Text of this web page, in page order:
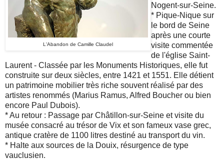
L'Abandon de Camille Claudel
Nogent-sur-Seine.
* Pique-Nique sur
le bord de Seine
après une courte
visite commentée
de l'église Saint-
Laurent - Classée par les Monuments Historiques, elle fut
construite sur deux siècles, entre 1421 et 1551. Elle détient
un patrimoine mobilier très riche souvent réalisé par des
artistes renommés (Marius Ramus, Alfred Boucher ou bien
encore Paul Dubois).
* Au retour : Passage par Châtillon-sur-Seine et visite du
musée consacré au trésor de Vix et son fameux vase grec,
antique cratère de 1100 litres destiné au transport du vin.
* Halte aux sources de la Douix, résurgence de type
vauclusien.